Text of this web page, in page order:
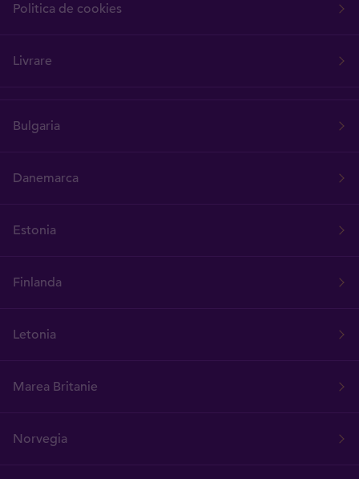
Politica de cookies
Livrare
Bulgaria
Danemarca
Estonia
Finlanda
Letonia
Marea Britanie
Norvegia